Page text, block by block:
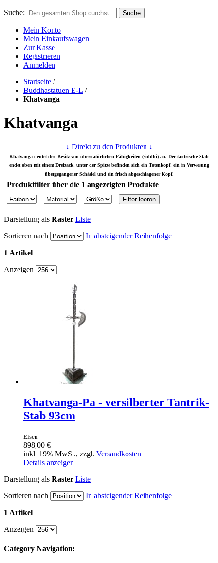
Suche: Suche
Mein Konto
Mein Einkaufswagen
Zur Kasse
Registrieren
Anmelden
Startseite /
Buddhastatuen E-L /
Khatvanga
Khatvanga
↓ Direkt zu den Produkten ↓
Khatvanga deutet den Besitz von übernatürlichen Fähigkeiten (siddhi) an. Der tantrische Stab
endet oben mit einem Dreizack, unter der Spitze befinden sich ein Totenkopf, ein in Verwesung
übergegangener Schädel und ein frisch abgeschlagener Kopf.
Produktfilter über die 1 angezeigten Produkte
Filter leeren
Darstellung als Raster Liste
Sortieren nach
In absteigender Reihenfolge
1 Artikel
Anzeigen
Khatvanga-Pa - versilberter Tantrik-
Stab 93cm
Eisen
898,00 €
inkl. 19% MwSt., zzgl. Versandkosten
Details anzeigen
Darstellung als Raster Liste
Sortieren nach
In absteigender Reihenfolge
1 Artikel
Anzeigen
Category Navigation: